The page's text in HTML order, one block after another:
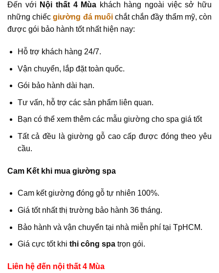
Đến với Nội thất 4 Mùa khách hàng ngoài việc sở hữu
những chiếcgiường đá muốichắt chắn đầy thẩm mỹ, còn
được gói bảo hành tốt nhất hiện nay:
Hỗ trợ khách hàng 24/7.
Vận chuyển, lắp đặt toàn quốc.
Gói bảo hành dài hạn.
Tư vấn, hỗ trợ các sản phẩm liên quan.
Bạn có thể xem thêm các mẫu giường cho spa giá tốt
Tất cả đều là giường gỗ cao cấp được đóng theo yêu
cầu.
Cam Kết khi mua giường spa
Cam kết giường đóng gỗ tự nhiên 100%.
Giá tốt nhất thị trường bảo hành 36 tháng.
Bảo hành và vận chuyển tại nhà miễn phí tại TpHCM.
Giá cực tốt khi thi công spatrọn gói.
Liên hệ đến nội thất 4 Mùa